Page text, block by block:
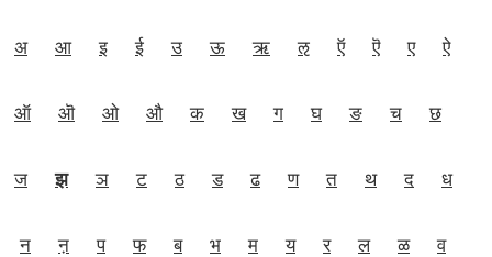
अ आ इ ई उ ऊ ऋ ऌ ऍ ऎ ए ऐ
ऑ ऒ ओ औ क ख ग घ ङ च छ
ज झ ञ ट ठ ड ढ ण त थ द ध
न ऩ प फ ब भ म य र ल ळ व